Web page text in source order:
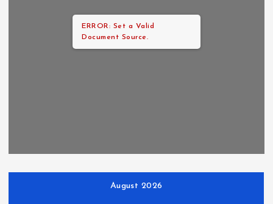
ERROR: Set a Valid
Document Source.
August 2026